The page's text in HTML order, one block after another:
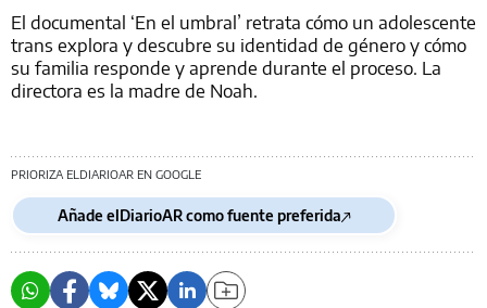
El documental ‘En el umbral’ retrata cómo un adolescente
trans explora y descubre su identidad de género y cómo
su familia responde y aprende durante el proceso. La
directora es la madre de Noah.
PRIORIZA ELDIARIOAR EN GOOGLE
Añade elDiarioAR como fuente preferida